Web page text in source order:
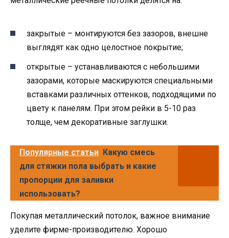
закрытые – монтируются без зазоров, внешне
выглядят как одно целостное покрытие;
открытые – устанавливаются с небольшими
зазорами, которые маскируются специальными
вставками различных оттенков, подходящими по
цвету к панелям. При этом рейки в 5-10 раз
толще, чем декоративные заглушки.
Популярные статьи Какую смесь
для стяжки пола выбрать и какие
пропорции для заливки
использовать?
Покупая металлический потолок, важное внимание
уделите фирме-производителю. Хорошо